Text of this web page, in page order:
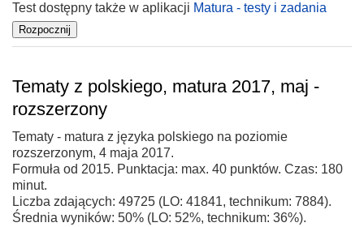
Test dostępny także w aplikacji Matura - testy i zadania
Tematy z polskiego, matura 2017, maj -
rozszerzony
Tematy - matura z języka polskiego na poziomie
rozszerzonym, 4 maja 2017.
Formuła od 2015. Punktacja: max. 40 punktów. Czas: 180
minut.
Liczba zdających: 49725 (LO: 41841, technikum: 7884).
Średnia wyników: 50% (LO: 52%, technikum: 36%).